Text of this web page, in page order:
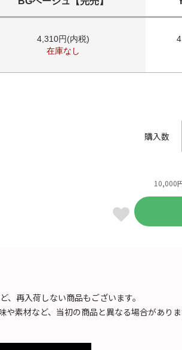
4,310円(内税)
在庫なし
購入数
10,000
、再入荷しない商品もございます。
や素材など、当初の商品と異なる場合があり